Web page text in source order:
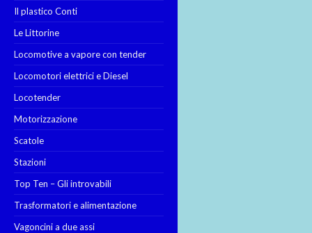
Il plastico Conti
Le Littorine
Locomotive a vapore con tender
Locomotori elettrici e Diesel
Locotender
Motorizzazione
Scatole
Stazioni
Top Ten – Gli introvabili
Trasformatori e alimentazione
Vagoncini a due assi